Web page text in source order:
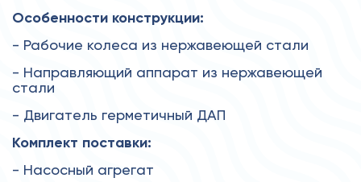
Особенности конструкции:
- Рабочие колеса из нержавеющей стали
- Направляющий аппарат из нержавеющей
стали
- Двигатель герметичный ДАП
Комплект поставки:
- Насосный агрегат